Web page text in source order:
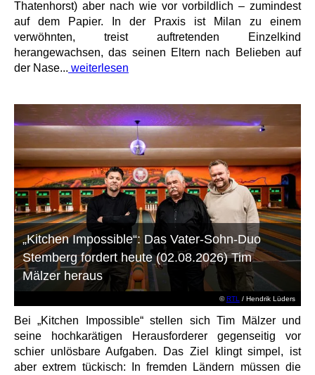
Thatenhorst) aber nach wie vor vorbildlich – zumindest
auf dem Papier. In der Praxis ist Milan zu einem
verwöhnten, treist auftretenden Einzelkind
herangewachsen, das seinen Eltern nach Belieben auf
der Nase... weiterlesen
©RTL / Hendrik Lüders
„Kitchen Impossible“: Das Vater-Sohn-Duo
Stemberg fordert heute (02.08.2026) Tim
Mälzer heraus
Bei „Kitchen Impossible“ stellen sich Tim Mälzer und
seine hochkarätigen Herausforderer gegenseitig vor
schier unlösbare Aufgaben. Das Ziel klingt simpel, ist
aber extrem tückisch: In fremden Ländern müssen die